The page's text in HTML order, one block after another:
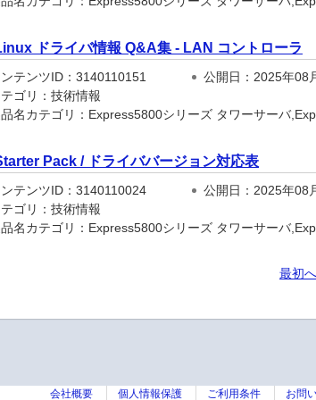
ドライバ情報 Q&A集 - LAN コントローラ
テンツID：3140110151 公開日：2025年08
ゴリ：技術情報
名カテゴリ：Express5800シリーズ タワーサーバ
Pack / ドライババージョン対応表
テンツID：3140110024 公開日：2025年08
ゴリ：技術情報
名カテゴリ：Express5800シリーズ タワーサーバ
最初へ
会社概要 個人情報保護 ご利用条件 お問